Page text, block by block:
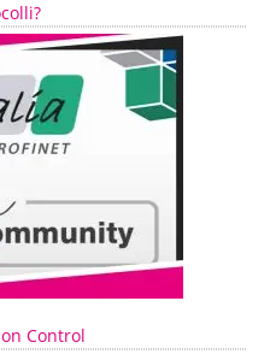
Control